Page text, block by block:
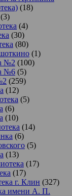
(18)
(3)
(4)
(30)
(80)
(1)
№2 (100)
№6 (5)
(259)
(12)
(5)
(6)
(10)
(14)
(6)
(5)
(13)
(17)
(17)
г. Клин (327)
имени А. П.